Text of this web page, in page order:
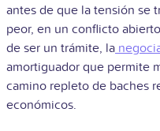
antes de que la tensión se
peor, en un conflicto
de ser un trámite, la
amortiguador que permite
camino repleto de baches
económicos.